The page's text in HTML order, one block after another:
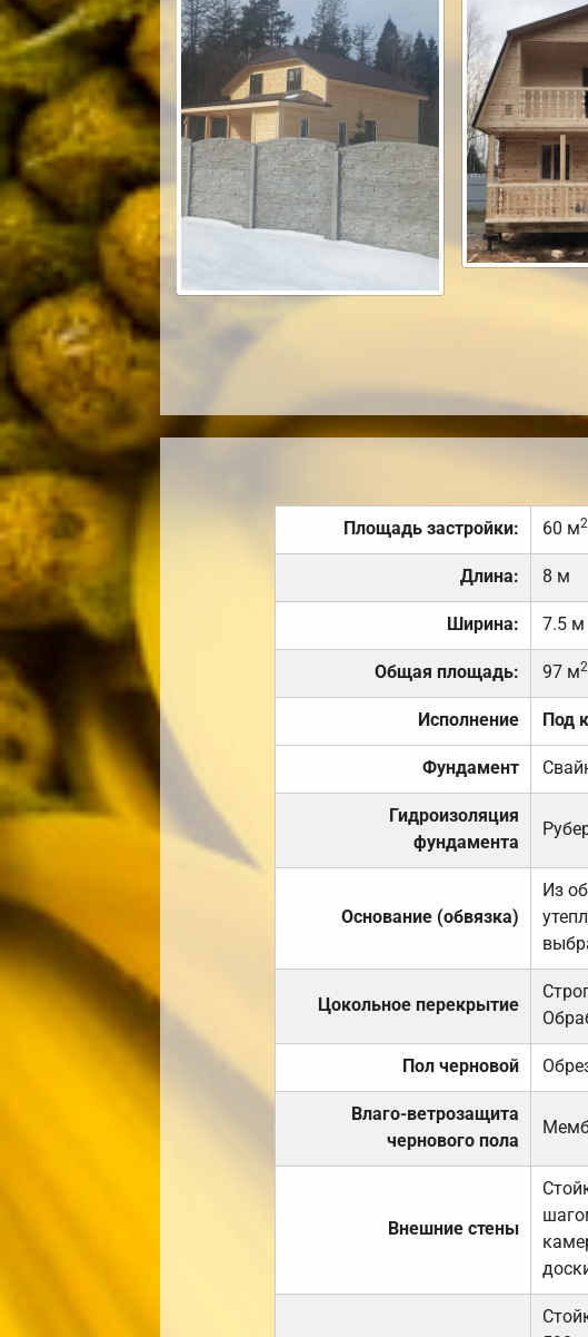
Площадь застройки: 60 м2
Длина: 8 м
Ширина: 7.5 м
Общая площадь: 97 м2
Исполнение Под
Фундамент
Гидроизоляция
фундамента
Основание (обвязка)
Из
Цокольное перекрытие
Пол черновой
Влаго-ветрозащита
чернового пола
Внешние стены